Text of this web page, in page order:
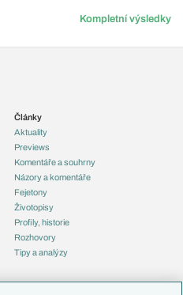
Kompletní výsledky
Články
Aktuality
Previews
Komentáře a souhrny
Názory a komentáře
Fejetony
Životopisy
Profily, historie
Rozhovory
Tipy a analýzy